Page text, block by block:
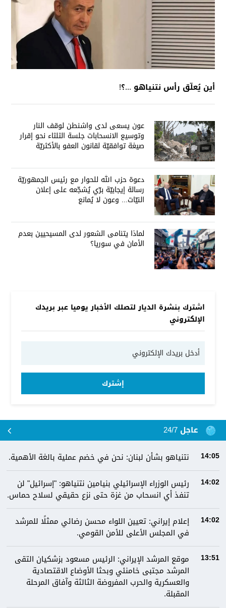
أين يُعلّق رأس نتنياهو ...؟!
عون يسعى لدى واشنطن لوقف النار
وتوسيع الانسحابات جلسة الثلثاء نحو إقرار
صيغة توافقيّة لقانون العفو بالأكثريّة
دعوة حزب الله للحوار مع رئيس الجمهوريّة
رسالة إيجابيّة برّي يُشجّعه على إعلان
النيّات... وعون لا يُمانع
لماذا يتنامى الشعور لدى المسيحيين بعدم
الأمان في سوريا؟
اشترك بنشرة الديار لتصلك الأخبار يوميا عبر بريدك
الإلكتروني
إشترك
عاجل 24/7
14:05 نتنياهو بشأن لبنان: نحن في خضم عملية بالغة الأهمية.
14:02
رئيس الوزراء الإسرائيلي بنيامين نتنياهو: "إسرائيل" لن
تنفذ أي انسحاب من غزة حتى نزع حقيقي لسلاح حماس.
14:02
إعلام إيراني: تعيين اللواء محسن رضائي ممثلًا للمرشد
في المجلس الأعلى للأمن القومي.
13:51
موقع المرشد الإيراني: الرئيس مسعود بزشكيان التقى
المرشد مجتبى خامنئي وبحثا الأوضاع الاقتصادية
والعسكرية والحرب المفروضة الثالثة وآفاق المرحلة
المقبلة.